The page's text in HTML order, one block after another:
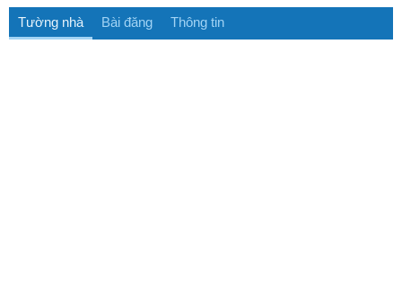
Tường nhà Bài đăng Thông tin